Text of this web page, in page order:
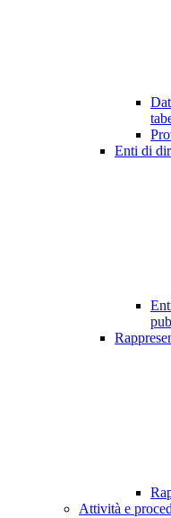
Enti di
Attività e